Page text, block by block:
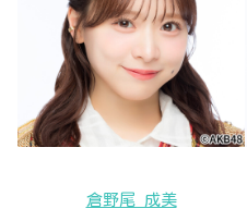
倉野尾 成美